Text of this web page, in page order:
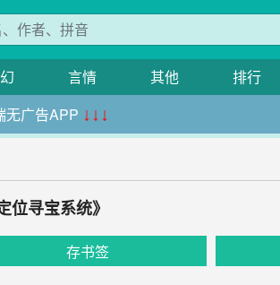
言情 其他 排行
无广告APP ↓↓↓
位寻宝系统》
存书签